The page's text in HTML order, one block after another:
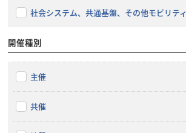
社会システム、共通基盤、その他モビリティ
開催種別
主催
共催